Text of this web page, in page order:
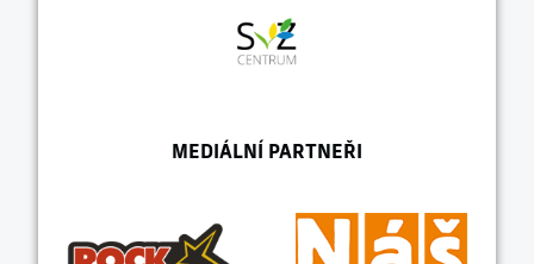
MEDIÁLNÍ PARTNEŘI